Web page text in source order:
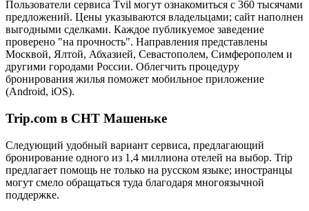
Пользователи сервиса Tvil могут ознакомиться с 360 тысячами
предложений. Цены указываются владельцами; сайт наполнен
выгодными сделками. Каждое публикуемое заведение
проверено "на прочность". Направления представлены
Москвой, Ялтой, Абхазией, Севастополем, Симферополем и
другими городами России. Облегчить процедуру
бронирования жилья поможет мобильное приложение
(Android, iOS).
Trip.com в СНТ Машеньке
Следующий удобный вариант сервиса, предлагающий
бронирование одного из 1,4 миллиона отелей на выбор. Trip
предлагает помощь не только на русском языке; иностранцы
могут смело обращаться туда благодаря многоязычной
поддержке.